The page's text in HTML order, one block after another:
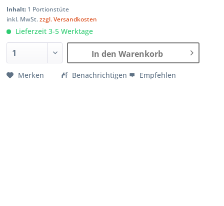
Inhalt: 1 Portionstüte
inkl. MwSt.zzgl. Versandkosten
Lieferzeit 3-5 Werktage
In den Warenkorb
Merken Benachrichtigen Empfehlen